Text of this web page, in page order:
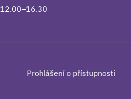
12.00–16.30
Prohlášení o přístupnosti